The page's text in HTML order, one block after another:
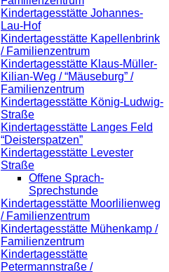
Kindertagesstätte Johannes-
Lau-Hof
Kindertagesstätte Kapellenbrink
/ Familienzentrum
Kindertagesstätte Klaus-Müller-
Kilian-Weg / “Mäuseburg” /
Familienzentrum
Kindertagesstätte König-Ludwig-
Straße
Kindertagesstätte Langes Feld
“Deisterspatzen”
Kindertagesstätte Levester
Straße
Offene Sprach-
Sprechstunde
Kindertagesstätte Moorlilienweg
/ Familienzentrum
Kindertagesstätte Mühenkamp /
Familienzentrum
Kindertagesstätte
Petermannstraße /